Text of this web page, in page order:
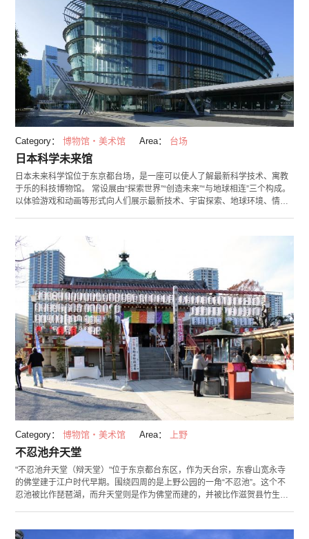
Category： 博物馆・美术馆 Area： 台场
日本科学未来馆
日本未来科学馆位于东京都台场，是一座可以使人了解最新科学技术、寓教
于乐的科技博物馆。 常设展由“探索世界”“创造未来”“与地球相连”三个构成。
以体验游戏和动画等形式向人们展示最新技术、宇宙探索、地球环境、情报
工坊”等充分激发孩子们的探究心的环节。 此外，馆内还会举办不定期特别企
划展，还有很多独一无二的展览，请务必在到访之际参观！
Category： 博物馆・美术馆 Area： 上野
不忍池弁天堂
"不忍池弁天堂（辩天堂）"位于东京都台东区，作为天台宗，东睿山宽永寺
的佛堂建于江户时代早期。围绕四周的是上野公园的一角“不忍池”。这个不
忍池被比作琵琶湖，而弁天堂则是作为佛堂而建的，并被比作滋贺县竹生岛
10日举行的谷中七福神巡游期间不会进行开龛，只有在9月举行一天的大祭